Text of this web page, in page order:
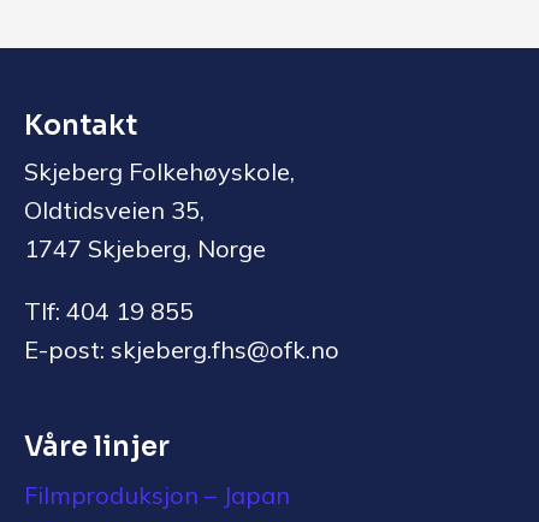
Kontakt
Skjeberg Folkehøyskole,
Oldtidsveien 35,
1747 Skjeberg, Norge
Tlf: 404 19 855
E-post: skjeberg.fhs@ofk.no
Våre linjer
Filmproduksjon – Japan